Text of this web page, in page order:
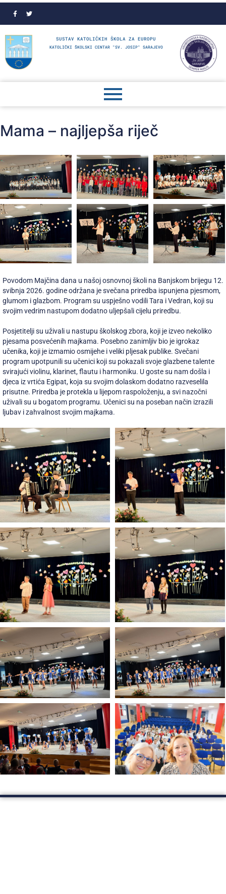
SUSTAV KATOLIČKIH ŠKOLA ZA EUROPU
KATOLIČKI ŠKOLSKI CENTAR "SV. JOSIP" SARAJEVO
Mama – najljepša riječ
Povodom Majčina dana u našoj osnovnoj školi na Banjskom brijegu 12.
svibnja 2026. godine održana je svečana priredba ispunjena pjesmom,
glumom i glazbom. Program su uspješno vodili Tara i Vedran, koji su
svojim vedrim nastupom dodatno uljepšali cijelu priredbu.
Posjetitelji su uživali u nastupu školskog zbora, koji je izveo nekoliko
pjesama posvećenih majkama. Posebno zanimljiv bio je igrokaz
učenika, koji je izmamio osmijehe i veliki pljesak publike. Svečani
program upotpunili su učenici koji su pokazali svoje glazbene talente
svirajući violinu, klarinet, flautu i harmoniku. U goste su nam došla i
djeca iz vrtića Egipat, koja su svojim dolaskom dodatno razveselila
prisutne. Priredba je protekla u lijepom raspoloženju, a svi nazočni
uživali su u bogatom programu. Učenici su na poseban način izrazili
ljubav i zahvalnost svojim majkama.